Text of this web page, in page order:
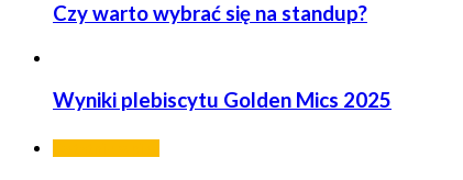
Czy warto wybrać się na standup?
Wyniki plebiscytu Golden Mics 2025